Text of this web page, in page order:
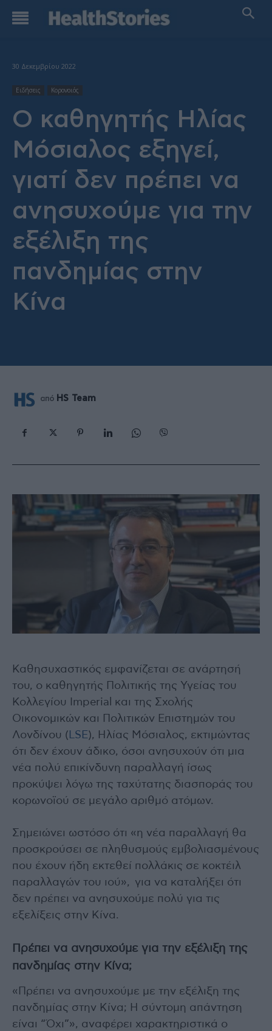
30 Δεκεμβρίου 2022
Ειδήσεις Κορονοιός
Ο καθηγητής Ηλίας
Μόσιαλος εξηγεί,
γιατί δεν πρέπει να
ανησυχούμε για την
εξέλιξη της
πανδημίας στην
Κίνα
από HS Team
Καθησυχαστικός εμφανίζεται σε ανάρτησή
του, ο καθηγητής Πολιτικής της Υγείας του
Κολλεγίου Imperial και της Σχολής
Οικονομικών και Πολιτικών Επιστημών του
Λονδίνου ( LSE), Ηλίας Μόσιαλος, εκτιμώντας
ότι δεν έχουν άδικο, όσοι ανησυχούν ότι μια
νέα πολύ επικίνδυνη παραλλαγή ίσως
προκύψει λόγω της ταχύτατης διασποράς του
κορωνοϊού σε μεγάλο αριθμό ατόμων.
Σημειώνει ωστόσο ότι «η νέα παραλλαγή θα
προσκρούσει σε πληθυσμούς εμβολιασμένους
που έχουν ήδη εκτεθεί πολλάκις σε κοκτέιλ
παραλλαγών του ιού», για να καταλήξει ότι
δεν πρέπει να ανησυχούμε πολύ για τις
εξελίξεις στην Κίνα.
Πρέπει να ανησυχούμε για την εξέλιξη της
πανδημίας στην Κίνα;
«Πρέπει να ανησυχούμε με την εξέλιξη της
πανδημίας στην Κίνα; Η σύντομη απάντηση
είναι “Όχι”», αναφέρει χαρακτηριστικά ο